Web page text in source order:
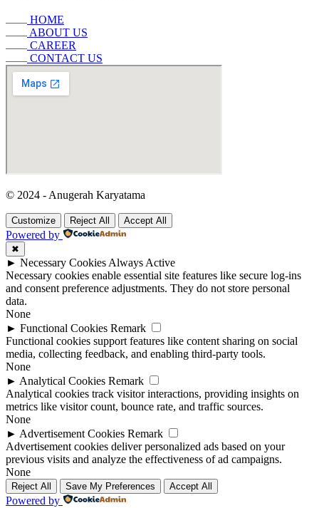
HOME
ABOUT US
CAREER
CONTACT US
© 2024 - Anugerah Karyatama
Customize Reject All Accept All
Powered by
✖
► Necessary CookiesAlways Active
Necessary cookies enable essential site features like secure log-ins
and consent preference adjustments. They do not store personal
data.
None
► Functional Cookies Remark
Functional cookies support features like content sharing on social
media, collecting feedback, and enabling third-party tools.
None
► Analytical Cookies Remark
Analytical cookies track visitor interactions, providing insights on
metrics like visitor count, bounce rate, and traffic sources.
None
► Advertisement Cookies Remark
Advertisement cookies deliver personalized ads based on your
previous visits and analyze the effectiveness of ad campaigns.
None
Reject All Save My Preferences Accept All
Powered by